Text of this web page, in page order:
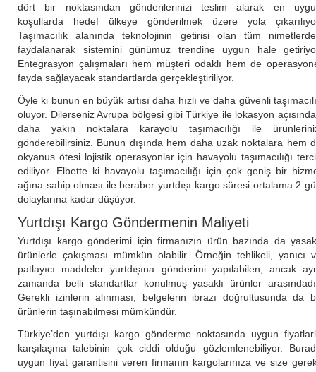
dört bir noktasından gönderilerinizi teslim alarak en
koşullarda hedef ülkeye gönderilmek üzere yola
Taşımacılık alanında teknolojinin getirisi olan tüm
faydalanarak sistemini günümüz trendine uygun hale
Entegrasyon çalışmaları hem müşteri odaklı hem de
fayda sağlayacak standartlarda gerçekleştiriliyor.
Öyle ki bunun en büyük artısı daha hızlı ve daha güvenli
oluyor. Dilerseniz Avrupa bölgesi gibi Türkiye ile lokasyon
daha yakın noktalara karayolu taşımacılığı ile
gönderebilirsiniz. Bunun dışında hem daha uzak noktalara hem
okyanus ötesi lojistik operasyonlar için havayolu taşımacılığı
ediliyor. Elbette ki havayolu taşımacılığı için çok geniş bir
ağına sahip olması ile beraber yurtdışı kargo süresi ortalama 2
dolaylarına kadar düşüyor.
Yurtdışı Kargo Göndermenin Maliyeti
Yurtdışı kargo gönderimi için firmanızın ürün bazında da
ürünlerle çakışması mümkün olabilir. Örneğin tehlikeli, yanıcı
patlayıcı maddeler yurtdışına gönderimi yapılabilen, ancak
zamanda belli standartlar konulmuş yasaklı ürünler
Gerekli izinlerin alınması, belgelerin ibrazı doğrultusunda da
ürünlerin taşınabilmesi mümkündür.
Türkiye’den yurtdışı kargo gönderme noktasında uygun
karşılaşma talebinin çok ciddi olduğu gözlemlenebiliyor.
uygun fiyat garantisini veren firmanın kargolarınıza ve size